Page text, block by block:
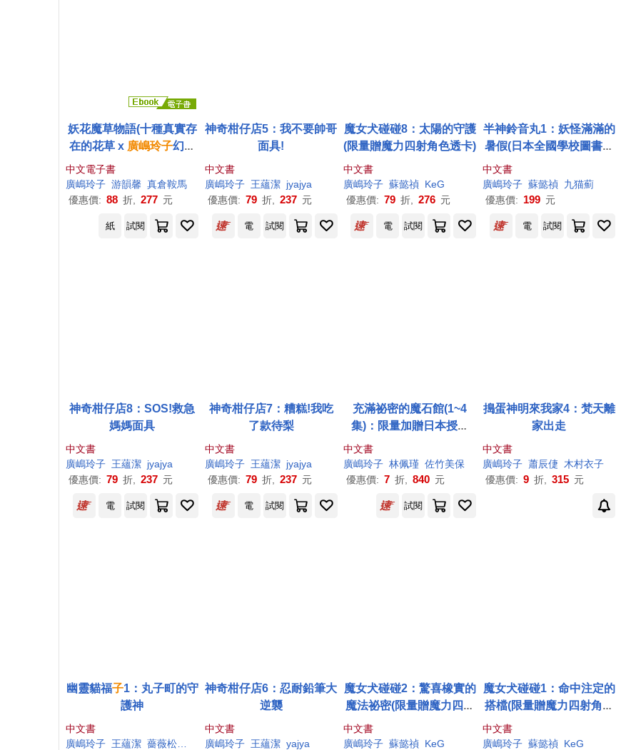
妖花魔草物語(十種真實存
在的花草 x 廣嶋玲子幻魅
系魔法的華麗新作) (電子
書)
中文電子書
廣嶋玲子 游韻馨 真倉鞍馬
優惠價: 88 折, 277 元
神奇柑仔店5：我不要帥哥
面具!
中文書
廣嶋玲子 王蘊潔 jyajya
優惠價: 79 折, 237 元
魔女犬碰碰8：太陽的守護
(限量贈魔力四射角色透卡)
中文書
廣嶋玲子 蘇懿禎 KeG
優惠價: 79 折, 276 元
半神鈴音丸1：妖怪滿滿的
暑假(日本全國學校圖書館
協議會選定圖書)
中文書
廣嶋玲子 蘇懿禎 九猫薊
優惠價: 199 元
紙 試閱 電 試閱 電 試閱 電 試閱
神奇柑仔店8：SOS!救急
媽媽面具
中文書
廣嶋玲子 王蘊潔 jyajya
優惠價: 79 折, 237 元
神奇柑仔店7：糟糕!我吃
了款待梨
中文書
廣嶋玲子 王蘊潔 jyajya
優惠價: 79 折, 237 元
充滿祕密的魔石館(1~4
集)：限量加贈日本授權
「閃耀寶石書袋」
中文書
廣嶋玲子 林佩瑾 佐竹美保
優惠價: 7 折, 840 元
搗蛋神明來我家4：梵天離
家出走
中文書
廣嶋玲子 蕭辰倢
木村衣子
優惠價: 9 折, 315 元
電 試閱 電 試閱 試閱
幽靈貓福子1：丸子町的守
護神
中文書
廣嶋玲子 王蘊潔 薔薇松瞳(バラマツ ヒトミ )
神奇柑仔店6：忍耐鉛筆大
逆襲
中文書
廣嶋玲子 王蘊潔 yajya
魔女犬碰碰2：驚喜橡實的
魔法祕密(限量贈魔力四射
中文書
廣嶋玲子 蘇懿禎 KeG
魔女犬碰碰1：命中注定的
搭檔(限量贈魔力四射角色
中文書
廣嶋玲子 蘇懿禎 KeG